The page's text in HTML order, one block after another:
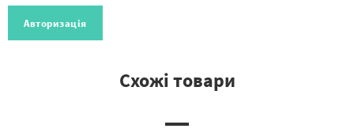
Авторизація
Схожі товари